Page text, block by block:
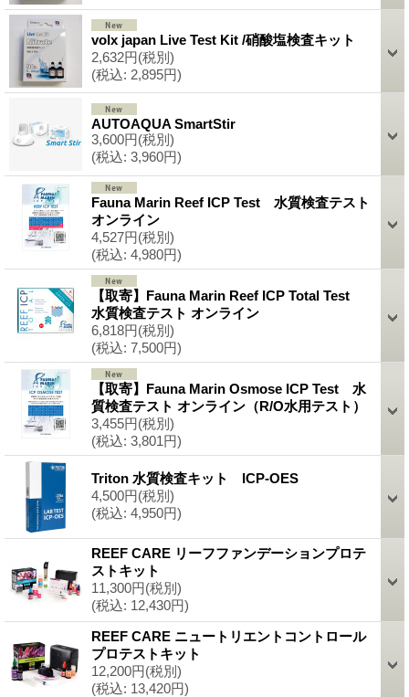
volx japan Live Test Kit /硝酸塩検査キット
2,632円(税別)
(税込: 2,895円)
AUTOAQUA SmartStir
3,600円(税別)
(税込: 3,960円)
Fauna Marin Reef ICP Test 水質検査テスト
オンライン
4,527円(税別)
(税込: 4,980円)
【取寄】Fauna Marin Reef ICP Total Test
水質検査テスト オンライン
6,818円(税別)
(税込: 7,500円)
【取寄】Fauna Marin Osmose ICP Test 水
質検査テスト オンライン（R/O水用テスト）
3,455円(税別)
(税込: 3,801円)
Triton 水質検査キット ICP-OES
4,500円(税別)
(税込: 4,950円)
REEF CARE リーフファンデーションプロテ
ストキット
11,300円(税別)
(税込: 12,430円)
REEF CARE ニュートリエントコントロール
プロテストキット
12,200円(税別)
(税込: 13,420円)